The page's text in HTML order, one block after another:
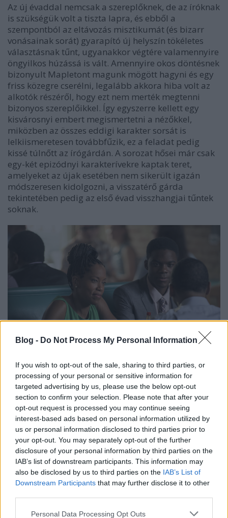
Blog - Do Not Process My Personal Information
If you wish to opt-out of the sale, sharing to third parties, or
processing of your personal or sensitive information for
targeted advertising by us, please use the below opt-out
section to confirm your selection. Please note that after your
opt-out request is processed you may continue seeing
interest-based ads based on personal information utilized by
us or personal information disclosed to third parties prior to
your opt-out. You may separately opt-out of the further
disclosure of your personal information by third parties on the
IAB’s list of downstream participants. This information may
also be disclosed by us to third parties on the IAB’s List of
Downstream Participants that may further disclose it to other
Please note that this website/app uses one or more Google
Personal Data Processing Opt Outs
Az új évaddal nemcsak a szereplőknek, de az íróknak
is szükségük volt a tiszta lapra, és ebből a
szempontból az eltávozás misztikumát (és bizarr
vonásainak sorát) gyarapító új helyszín tökéletes
választásnak tűnt, ugyanakkor végtére valamennyire
öngyilkos húzássá is vált. Amennyire okos döntésnek
bizonyult Mapletont magunk mögött hagyni és egy
friss közegre cserélni, legalább akkora hiba volt az
alkotók részéről, hogy ezt nem merték megtenni
bizonyos szereplőikkel. Így egyszerre kellett egy
kisvárosnyi embert megismertetni a nézőkkel,
miközben az összes eddigi karakter sorsát is
lelkiismeretesen továbbfűzik, ez a feladat pedig
kissé túlnőtt az írógárdán. A sorozat hősei már csak
egy-két epizódnyi karakterívekre kaptak teret,
amelyeket az újak esetében nem sikerült igazán
módszeresen kidolgozni, a visszatérő gárda
tekintetében pedig az első évad visszhangjai tűntek
soknak.
Hozzáteszem, ez egy olyan pozitív stresszé vált
Damon Lindelof és alkotótársai számára, amely
helyenként elképesztő magasságokba emelte A
hátrahagyottakat. Egyes szálak, jelentsorok,
epizódok tökéletesen bizonyították, hogy kellően
tökélyre fejlesztett történetmeséléssel bőven elég
egy rész is egy karakter számára (3. epizód), van még
fantázia az első évad fájdalmainak
újragondolásában (6. epizód), vagy akár különösebb
erőfeszítés és komplex írói munka nélkül is képesek
könnyekig meghatni jelenetről jelenetre (évadzáró).